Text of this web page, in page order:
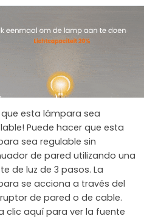
que esta lámpara sea
Puede hacer que esta
sea regulable sin
de pared utilizando una
de luz de 3 pasos. La
se acciona a través del
de pared o de cable.
clic aquí para ver la fuente